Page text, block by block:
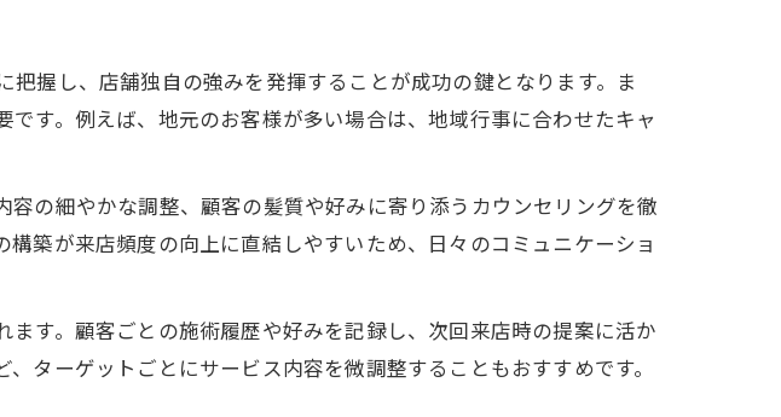
握し、店舗独自の強みを発揮することが成功の鍵となります。ま
す。例えば、地元のお客様が多い場合は、地域行事に合わせたキャ
の細やかな調整、顧客の髪質や好みに寄り添うカウンセリングを徹
築が来店頻度の向上に直結しやすいため、日々のコミュニケーショ
す。顧客ごとの施術履歴や好みを記録し、次回来店時の提案に活か
ターゲットごとにサービス内容を微調整することもおすすめです。